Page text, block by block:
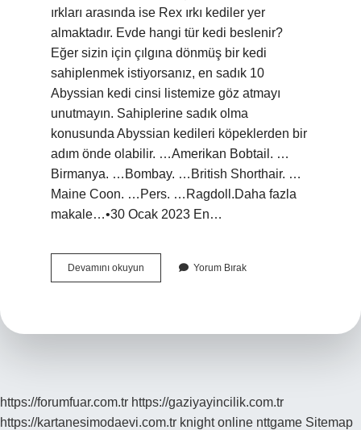
ırkları arasında ise Rex ırkı kediler yer
almaktadır. Evde hangi tür kedi beslenir?
Eğer sizin için çılgına dönmüş bir kedi
sahiplenmek istiyorsanız, en sadık 10
Abyssian kedi cinsi listemize göz atmayı
unutmayın. Sahiplerine sadık olma
konusunda Abyssian kedileri köpeklerden bir
adım önde olabilir. …Amerikan Bobtail. …
Birmanya. …Bombay. …British Shorthair. …
Maine Coon. …Pers. …Ragdoll.Daha fazla
makale…•30 Ocak 2023 En…
Devamını okuyun
Sağlıklı
Yorum Bırak
https://forumfuar.com.tr https://gaziyayincilik.com.tr
https://kartanesimodaevi.com.tr knight online nttgame Sitemap